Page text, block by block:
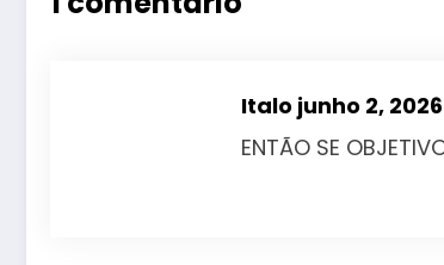
Italo junho 2,
ENTÃO SE